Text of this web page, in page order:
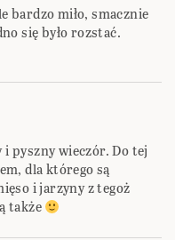
bardzo miło, smacznie
się było rozstać.
pyszny wieczór. Do tej
dla którego są
i jarzyny z tegoż
także